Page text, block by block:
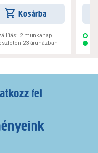
Kosárba
2 munkanap
23 áruházban
fel